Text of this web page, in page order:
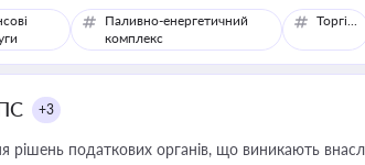
Паливно-енергетичний
комплекс
Торгівля
+3
рішень податкових органів, що виникають